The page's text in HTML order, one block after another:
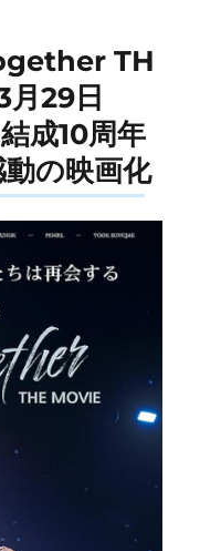
TH
29日
成10周年
の映画化